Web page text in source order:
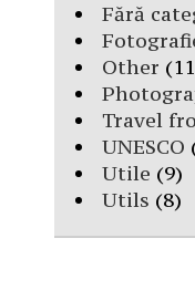
Fără
Other
Travel
UNESCO
Utile (9)
Utils (8)